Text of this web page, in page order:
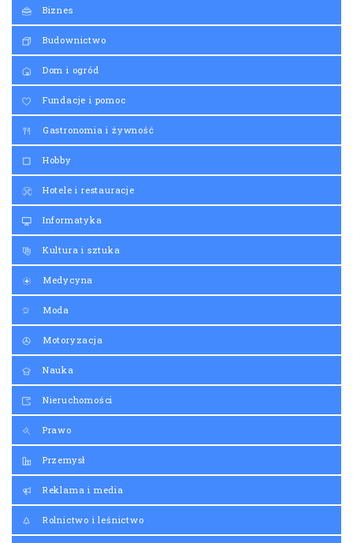
Biznes
Budownictwo
Dom i ogród
Fundacje i pomoc
Gastronomia i żywność
Hobby
Hotele i restauracje
Informatyka
Kultura i sztuka
Medycyna
Moda
Motoryzacja
Nauka
Nieruchomości
Prawo
Przemysł
Reklama i media
Rolnictwo i leśnictwo